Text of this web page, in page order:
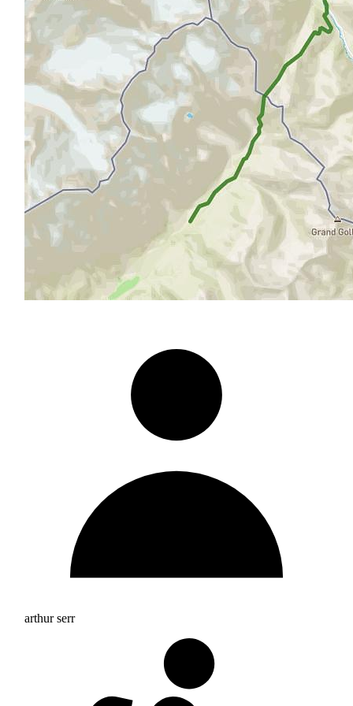
arthur serr